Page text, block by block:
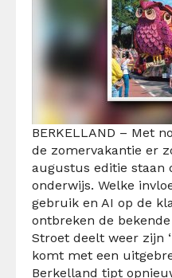
BERKELLAND – Met
de zomervakantie er
augustus editie staan
onderwijs. Welke
gebruik en AI op de
ontbreken de
Stroet deelt weer zijn
komt met een
Berkelland tipt